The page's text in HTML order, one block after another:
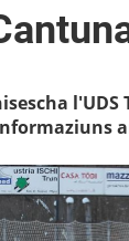
l'UDS